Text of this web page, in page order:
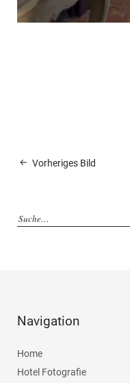
Vorheriges Bild
Navigation
Home
Hotel Fotografie